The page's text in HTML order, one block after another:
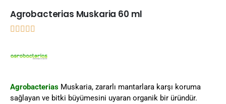
Agrobacterias Muskaria 60 ml
Agrobacterias Muskaria, zararlı mantarlara karşı koruma
sağlayan ve bitki büyümesini uyaran organik bir üründür.